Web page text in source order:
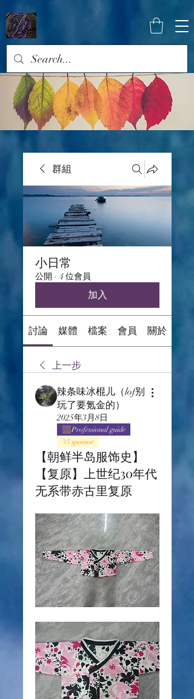
群組
小日常
公開 · 4 位會員
加入
討論 媒體 檔案 會員 關於
上一步
辣条味冰棍儿（lof别
玩了要氪金的）
2025年3月8日
Professional guide
sponsor
【朝鲜半岛服饰史】
【复原】上世纪30年代
无系带赤古里复原